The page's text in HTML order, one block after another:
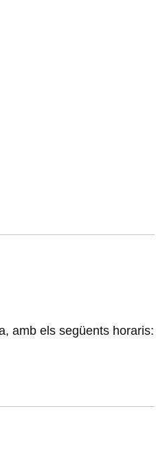
amb els següents horaris: